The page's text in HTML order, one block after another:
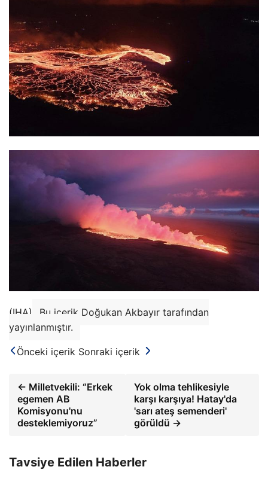
(IHA)
Bu içerik Doğukan Akbayır tarafından
yayınlanmıştır.
Önceki içerik Sonraki içerik
← Milletvekili: “Erkek
egemen AB
Komisyonu'nu
desteklemiyoruz”
Yok olma tehlikesiyle
karşı karşıya! Hatay'da
'sarı ateş semenderi'
görüldü →
Tavsiye Edilen Haberler